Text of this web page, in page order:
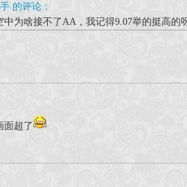
的评论：
中为啥接不了AA，我记得9.07举的挺高的
面超了